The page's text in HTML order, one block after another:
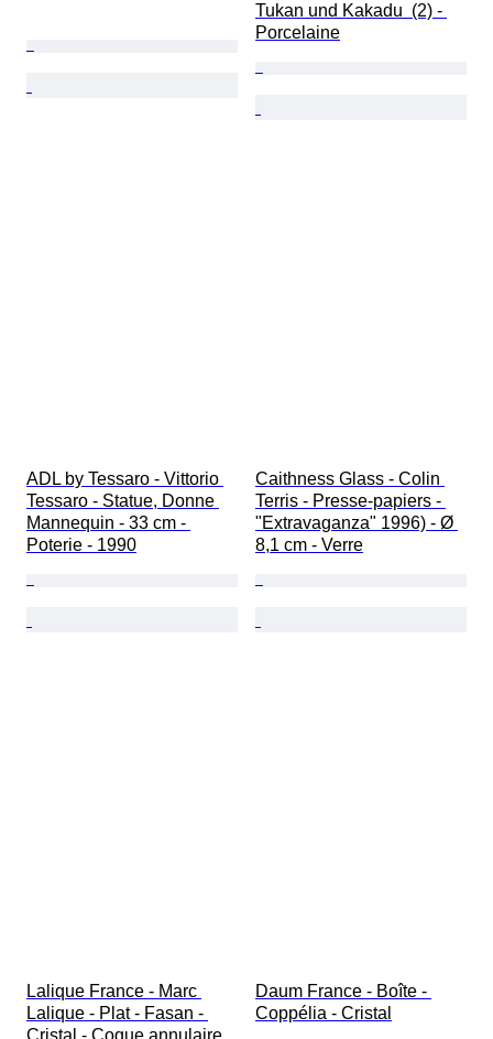
Tukan und Kakadu  (2) -
Porcelaine
ADL by Tessaro - Vittorio
Tessaro - Statue, Donne
Mannequin - 33 cm -
Poterie - 1990
Caithness Glass - Colin
Terris - Presse-papiers -
"Extravaganza" 1996) - Ø
8,1 cm - Verre
Lalique France - Marc
Lalique - Plat - Fasan -
Daum France - Boîte -
Coppélia - Cristal